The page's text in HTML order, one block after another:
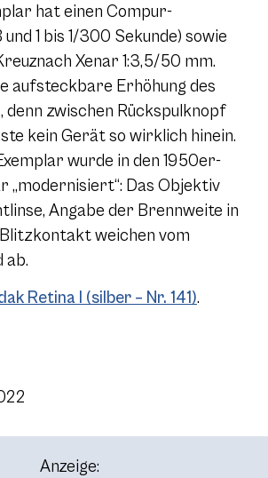
hat einen Compur-
und 1 bis 1/300 Sekunde) sowie
Xenar 1:3,5/50 mm.
aufsteckbare Erhöhung des
denn zwischen Rückspulknopf
kein Gerät so wirklich hinein.
wurde in den 1950er-
„modernisiert“: Das Objektiv
Angabe der Brennweite in
weichen vom
ab.
Retina I (silber – Nr. 141).
Anzeige: